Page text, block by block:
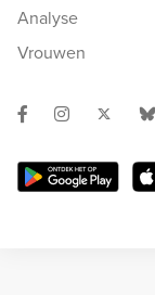
Analyse
Vrouwen